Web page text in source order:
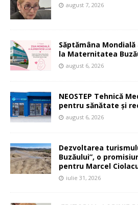
august 7, 2026
Săptămâna
la Maternitatea
august 6, 2026
NEOSTEP Tehnică
pentru sănătate și
august 6, 2026
Dezvoltarea
Buzăului”, o
pentru Marcel
iulie 31, 2026